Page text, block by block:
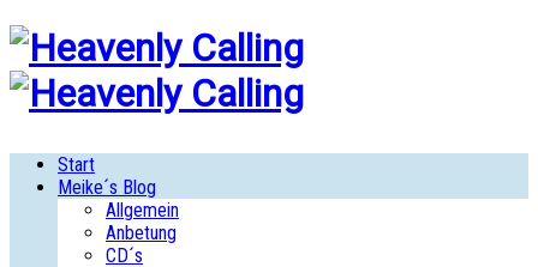
Start
Meike´s Blog
Allgemein
Anbetung
CD´s